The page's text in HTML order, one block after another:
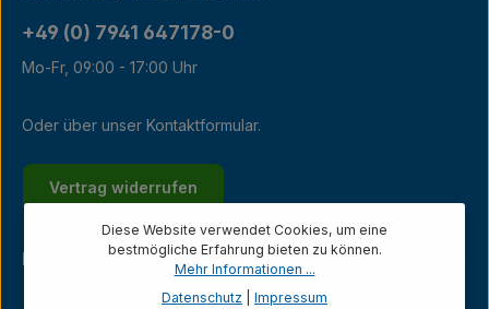
+49 (0) 7941 647178-0
Mo-Fr, 09:00 - 17:00 Uhr
Oder über unser Kontaktformular.
Vertrag widerrufen
Kundenservice
Diese Website verwendet Cookies, um eine
bestmögliche Erfahrung bieten zu können.
Mehr Informationen ...
Datenschutz
Impressum